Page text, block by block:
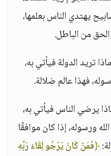
يهتدي الناس بعلمها،
من الباطل.
تريد الدولة فيأتي به،
فهذا عالم ضلالة.
يرضي الناس فيأتي به،
ورسوله، إذا كان موافقًا
﴿فَمَنْ كَانَ يَرْجُو لِقَاءَ رَبِّهِ